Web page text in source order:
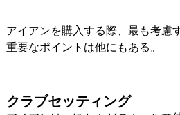
アイアンを購入する際、最も考慮
重要なポイントは他にもある。
クラブセッティング